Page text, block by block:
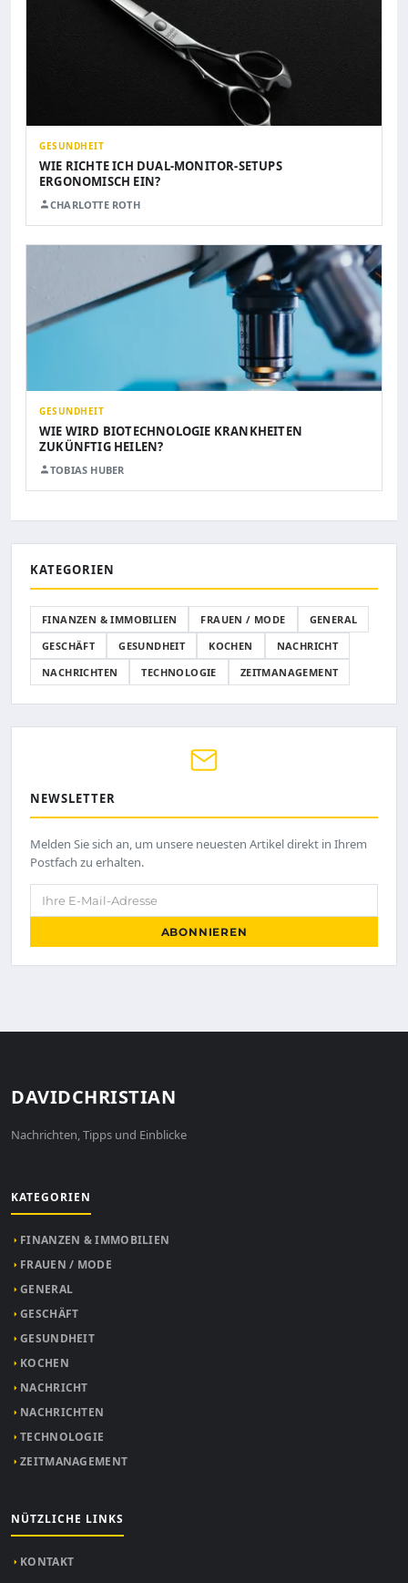
GESUNDHEIT
WIE RICHTE ICH DUAL-MONITOR-SETUPS
ERGONOMISCH EIN?
CHARLOTTE ROTH
GESUNDHEIT
WIE WIRD BIOTECHNOLOGIE KRANKHEITEN
ZUKÜNFTIG HEILEN?
TOBIAS HUBER
KATEGORIEN
FINANZEN & IMMOBILIEN FRAUEN / MODE
GENERAL
GESCHÄFT
GESUNDHEIT KOCHEN
NACHRICHT
NACHRICHTEN
TECHNOLOGIE ZEITMANAGEMENT
NEWSLETTER
Melden Sie sich an, um unsere neuesten Artikel direkt in Ihrem
Postfach zu erhalten.
Ihre E-Mail-Adresse
ABONNIEREN
DAVIDCHRISTIAN
Nachrichten, Tipps und Einblicke
KATEGORIEN
FINANZEN & IMMOBILIEN
FRAUEN / MODE
GENERAL
GESCHÄFT
GESUNDHEIT
KOCHEN
NACHRICHT
NACHRICHTEN
TECHNOLOGIE
ZEITMANAGEMENT
NÜTZLICHE LINKS
KONTAKT